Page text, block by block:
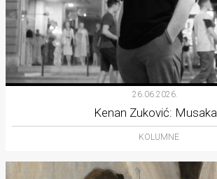
26.06.2026.
Kenan Zuković: Musaka
KOLUMNE